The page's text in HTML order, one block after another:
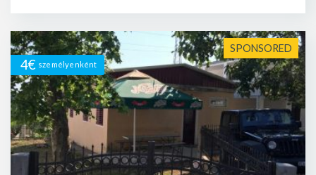
SPONSORED
4€ személyenként